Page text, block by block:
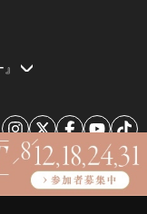
Tokyo Calendar, Inc.